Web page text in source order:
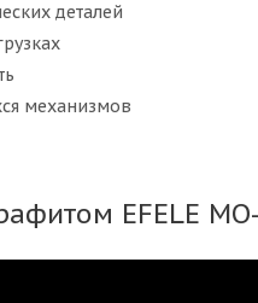
деталей
механизмов
EFELE